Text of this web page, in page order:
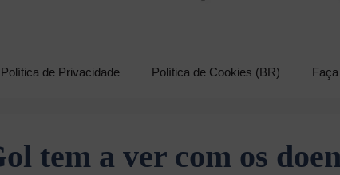
Política de Privacidade Política de Cookies (BR)
tem a ver com os